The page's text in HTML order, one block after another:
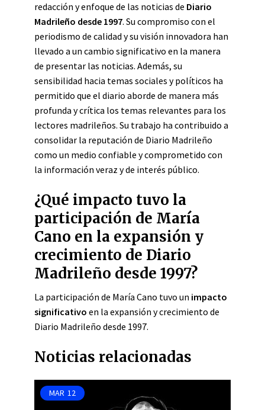
redacción y enfoque de las noticias de Diario
Madrileño desde 1997. Su compromiso con el
periodismo de calidad y su visión innovadora han
llevado a un cambio significativo en la manera
de presentar las noticias. Además, su
sensibilidad hacia temas sociales y políticos ha
permitido que el diario aborde de manera más
profunda y crítica los temas relevantes para los
lectores madrileños. Su trabajo ha contribuido a
consolidar la reputación de Diario Madrileño
como un medio confiable y comprometido con
la información veraz y de interés público.
¿Qué impacto tuvo la
participación de María
Cano en la expansión y
crecimiento de Diario
Madrileño desde 1997?
La participación de María Cano tuvo un impacto
significativo en la expansión y crecimiento de
Diario Madrileño desde 1997.
Noticias relacionadas
MAR 12